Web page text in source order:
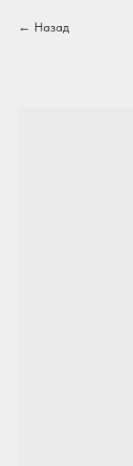
Назад